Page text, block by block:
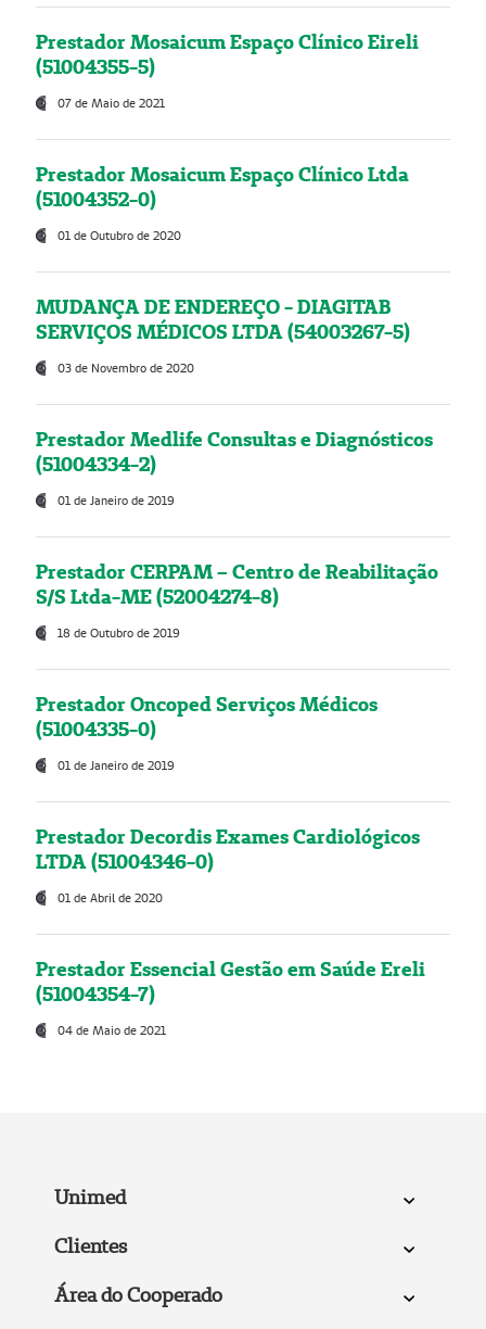
Prestador Mosaicum Espaço Clínico Eireli
(51004355-5)
07 de Maio de 2021
Prestador Mosaicum Espaço Clínico Ltda
(51004352-0)
01 de Outubro de 2020
MUDANÇA DE ENDEREÇO - DIAGITAB
SERVIÇOS MÉDICOS LTDA (54003267-5)
03 de Novembro de 2020
Prestador Medlife Consultas e Diagnósticos
(51004334-2)
01 de Janeiro de 2019
Prestador CERPAM – Centro de Reabilitação
S/S Ltda-ME (52004274-8)
18 de Outubro de 2019
Prestador Oncoped Serviços Médicos
(51004335-0)
01 de Janeiro de 2019
Prestador Decordis Exames Cardiológicos
LTDA (51004346-0)
01 de Abril de 2020
Prestador Essencial Gestão em Saúde Ereli
(51004354-7)
04 de Maio de 2021
Unimed
Clientes
Área do Cooperado